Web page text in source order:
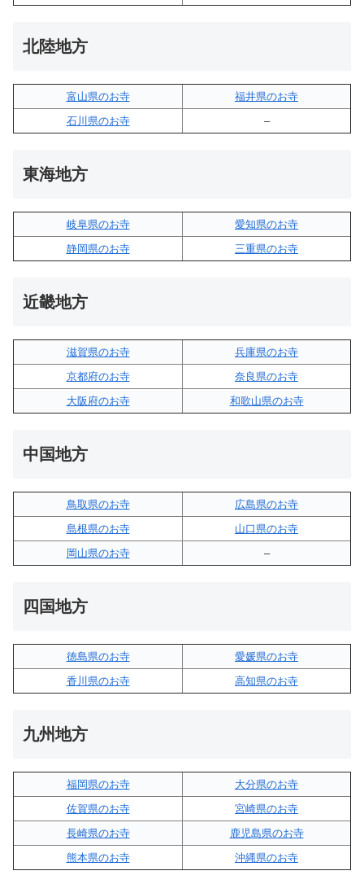
北陸地方
富山県のお寺
福井県のお寺
石川県のお寺
–
東海地方
岐阜県のお寺
愛知県のお寺
静岡県のお寺
三重県のお寺
近畿地方
滋賀県のお寺
兵庫県のお寺
京都府のお寺
奈良県のお寺
大阪府のお寺
和歌山県のお寺
中国地方
鳥取県のお寺
広島県のお寺
島根県のお寺
山口県のお寺
岡山県のお寺
–
四国地方
徳島県のお寺
愛媛県のお寺
香川県のお寺
高知県のお寺
九州地方
福岡県のお寺
大分県のお寺
佐賀県のお寺
宮崎県のお寺
長崎県のお寺
鹿児島県のお寺
熊本県のお寺
沖縄県のお寺